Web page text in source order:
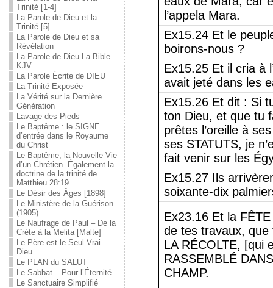
Trinité [1-4]
La Parole de Dieu et la
Trinité [5]
La Parole de Dieu et sa
Révélation
La Parole de Dieu La Bible
KJV
La Parole Écrite de DIEU
La Trinité Exposée
La Vérité sur la Dernière
Génération
Lavage des Pieds
Le Baptême : le SIGNE
d’entrée dans le Royaume
du Christ
Le Baptême, la Nouvelle Vie
d’un Chrétien. Également la
doctrine de la trinité de
Matthieu 28:19
Le Désir des Âges [1898]
Le Ministère de la Guérison
(1905)
Le Naufrage de Paul – De la
Crète à la Melita [Malte]
Le Père est le Seul Vrai
Dieu
Le PLAN du SALUT
Le Sabbat – Pour l’Éternité
Le Sanctuaire Simplifié
l’appela Mara.
Ex15.24 Et le
boirons-nous ?
Ex15.25 Et il cria à
avait jeté dans les
Ex15.26 Et dit : Si
ton Dieu, et que tu
prêtes l’oreille à
ses STATUTS, je
fait venir sur les
Ex15.27 Ils
soixante-dix
Ex23.16 Et la
de tes travaux,
LA RÉCOLTE, [qui
RASSEMBLÉ
CHAMP.